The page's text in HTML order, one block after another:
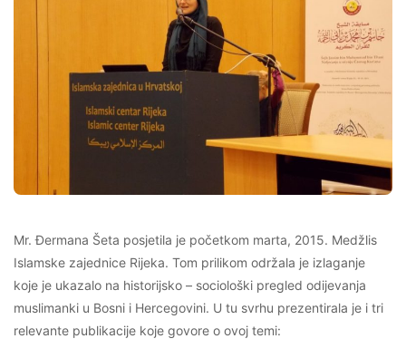
Mr. Đermana Šeta posjetila je početkom marta, 2015. Medžlis
Islamske zajednice Rijeka. Tom prilikom održala je izlaganje
koje je ukazalo na historijsko – sociološki pregled odijevanja
muslimanki u Bosni i Hercegovini. U tu svrhu prezentirala je i tri
relevante publikacije koje govore o ovoj temi: